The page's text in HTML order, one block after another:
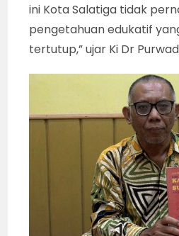
ini Kota Salatiga tidak
pengetahuan edukatif
tertutup,” ujar Ki Dr